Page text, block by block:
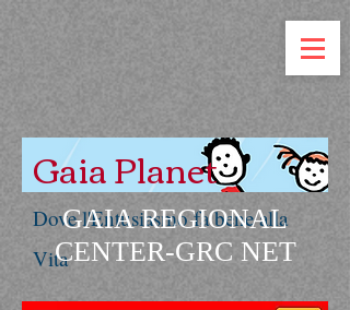
Gaia Planet
Dove l'Entusiasmo fa bene alla
Vita
GAIA REGIONAL
CENTER-GRC NET